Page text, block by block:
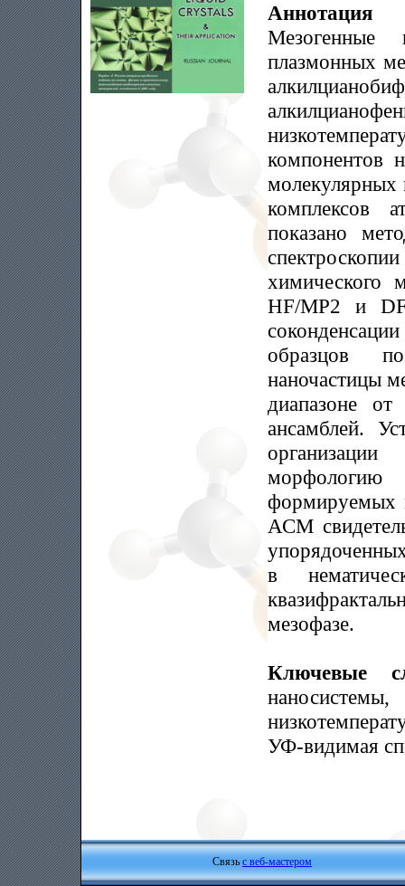
Аннотация
Mезогенные
плазмонных
компонентов
молекулярных
комплексов
показано
химического
HF/MP2 и
образцов
наночастицы
диапазоне
ансамблей.
морфологию
формируемых
АСМ
в
мезофазе.
Ключевые
УФ-видимая
Связь с веб-мастером